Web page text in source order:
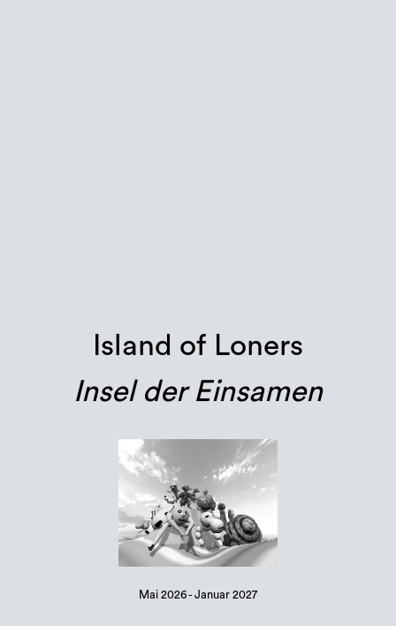
Island of Loners
Insel der Einsamen
Mai 2026 - Januar 2027